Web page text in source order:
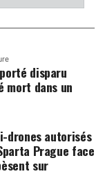
disparu
mort dans un
drones autorisés
Prague face
sur